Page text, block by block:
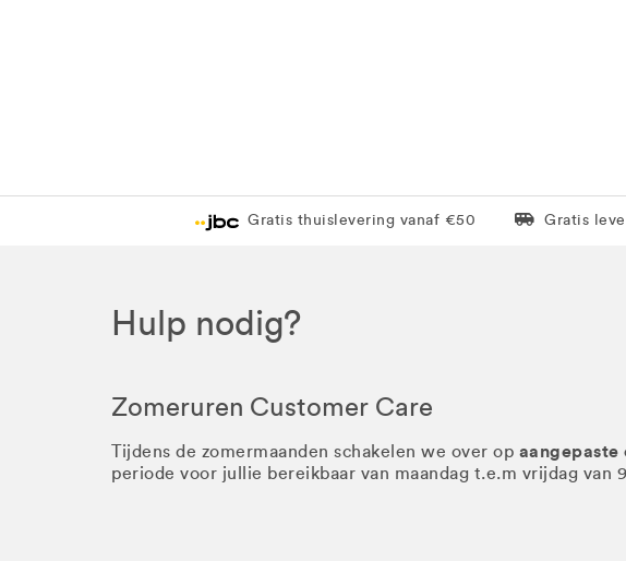
Gratis thuislevering vanaf €50 Levering
Gratis
Hulp nodig?
Zomeruren Customer Care
Tijdens de zomermaanden schakelen we over op
periode voor jullie bereikbaar van maandag t.e.m vrijdag van